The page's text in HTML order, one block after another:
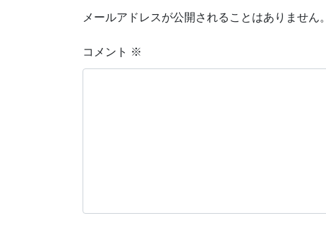
メールアドレスが公開されることはありません。
コメント ※